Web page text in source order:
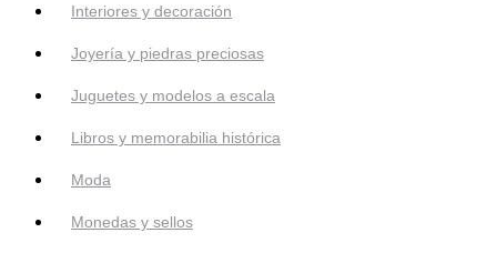
Interiores y decoración
Joyería y piedras preciosas
Juguetes y modelos a escala
Libros y memorabilia histórica
Moda
Monedas y sellos